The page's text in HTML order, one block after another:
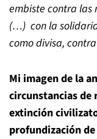
embiste contra las
(…) con la
como divisa,
Mi imagen de la
circunstancias de
extinción
profundización